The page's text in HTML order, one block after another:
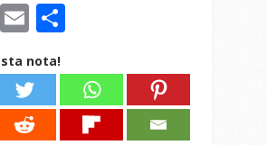
Twitter
Email
nota!